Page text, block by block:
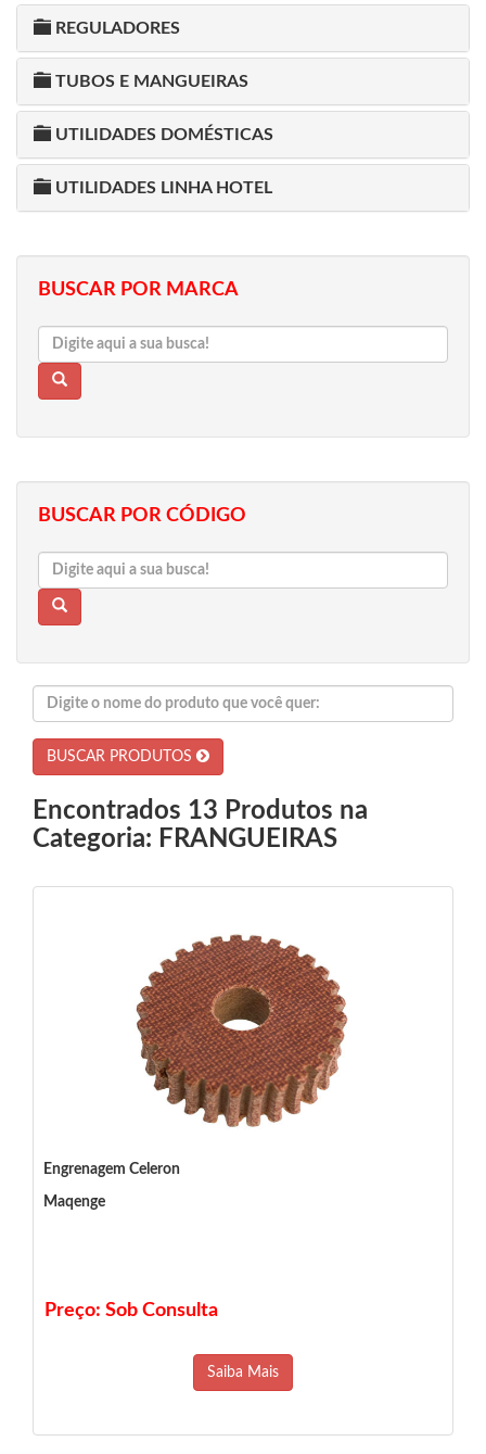
REGULADORES
TUBOS E MANGUEIRAS
UTILIDADES DOMÉSTICAS
UTILIDADES LINHA HOTEL
BUSCAR POR MARCA
BUSCAR POR CÓDIGO
BUSCAR PRODUTOS
Encontrados 13 Produtos na
Categoria: FRANGUEIRAS
Engrenagem Celeron
Maqenge
Preço: Sob Consulta
Saiba Mais